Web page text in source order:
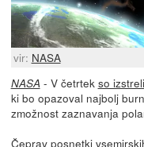
vir: NASA
NASA - V četrtek so
ki bo opazoval najbolj
zmožnost zaznavanja
Čeprav posnetki